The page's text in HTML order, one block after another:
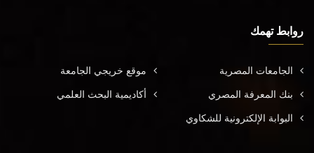
روابط تهمك
الجامعات المصرية موقع خريجي الجامعة
بنك المعرفة المصري أكاديمية البحث العلمي
البوابة الإلكترونية للشكاوي